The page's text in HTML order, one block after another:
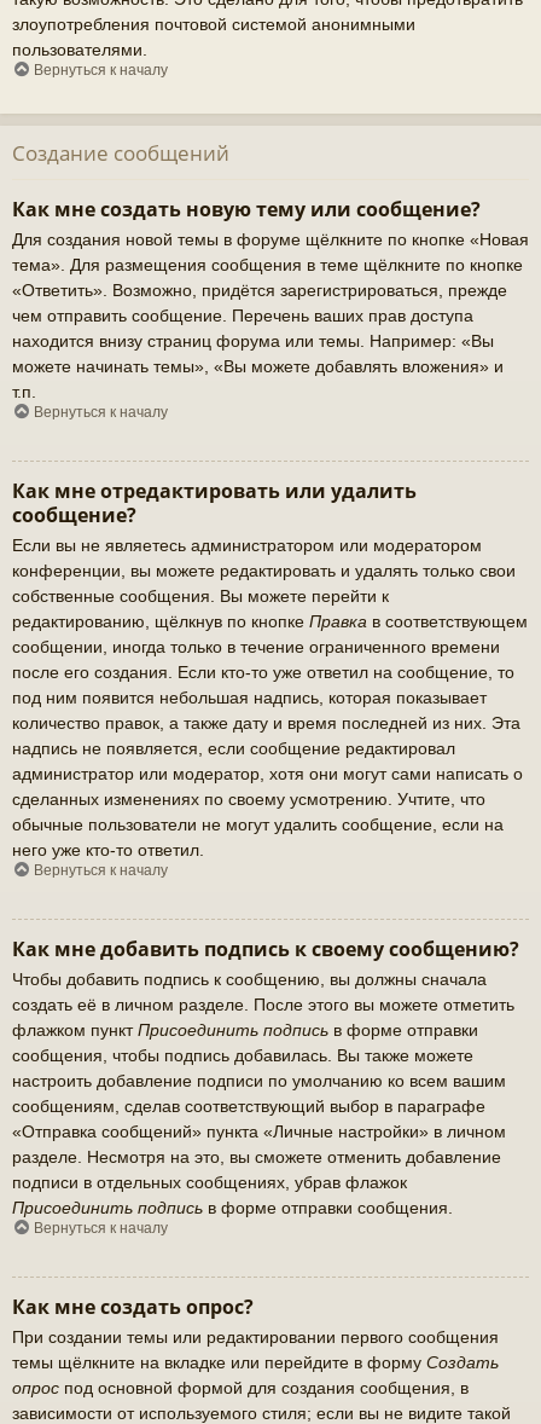
злоупотребления почтовой системой анонимными
пользователями.
Вернуться к началу
Создание сообщений
Как мне создать новую тему или сообщение?
Для создания новой темы в форуме щёлкните по кнопке «Новая
тема». Для размещения сообщения в теме щёлкните по кнопке
«Ответить». Возможно, придётся зарегистрироваться, прежде
чем отправить сообщение. Перечень ваших прав доступа
находится внизу страниц форума или темы. Например: «Вы
можете начинать темы», «Вы можете добавлять вложения» и
т.п.
Вернуться к началу
Как мне отредактировать или удалить
сообщение?
Если вы не являетесь администратором или модератором
конференции, вы можете редактировать и удалять только свои
собственные сообщения. Вы можете перейти к
редактированию, щёлкнув по кнопке Правка в соответствующем
сообщении, иногда только в течение ограниченного времени
после его создания. Если кто-то уже ответил на сообщение, то
под ним появится небольшая надпись, которая показывает
количество правок, а также дату и время последней из них. Эта
надпись не появляется, если сообщение редактировал
администратор или модератор, хотя они могут сами написать о
сделанных изменениях по своему усмотрению. Учтите, что
обычные пользователи не могут удалить сообщение, если на
него уже кто-то ответил.
Вернуться к началу
Как мне добавить подпись к своему сообщению?
Чтобы добавить подпись к сообщению, вы должны сначала
создать её в личном разделе. После этого вы можете отметить
флажком пунктПрисоединить подпись в форме отправки
сообщения, чтобы подпись добавилась. Вы также можете
настроить добавление подписи по умолчанию ко всем вашим
сообщениям, сделав соответствующий выбор в параграфе
«Отправка сообщений» пункта «Личные настройки» в личном
разделе. Несмотря на это, вы сможете отменить добавление
подписи в отдельных сообщениях, убрав флажок
Присоединить подпись в форме отправки сообщения.
Вернуться к началу
Как мне создать опрос?
При создании темы или редактировании первого сообщения
темы щёлкните на вкладке или перейдите в форму Создать
опрос под основной формой для создания сообщения, в
зависимости от используемого стиля; если вы не видите такой